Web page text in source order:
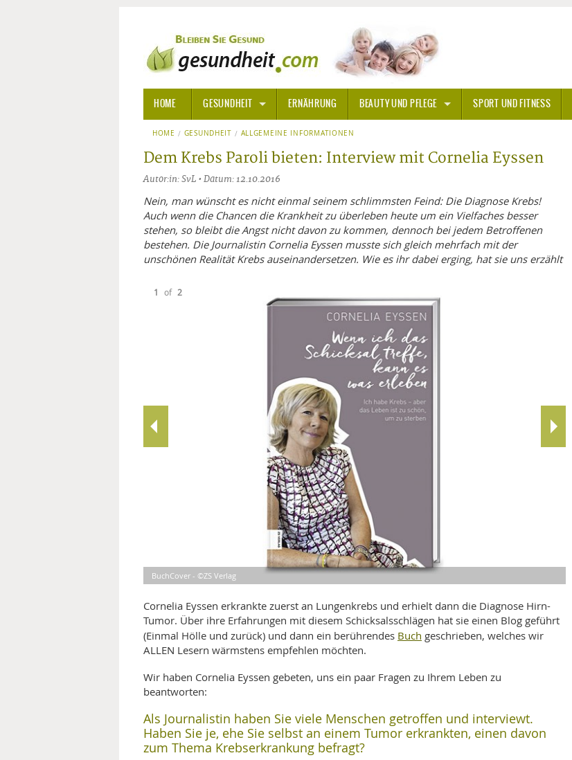
HOME GESUNDHEIT
ALLGEMEINE INFORMATIONEN
ALTERNATIVE HEILWEISENAROMA THERAPIE
BACHBLÜTEN
EDELSTEINE - HEILSTEINE
HOMÖOPATHIE
KALIFORNISCHE BLÜTEN
NATURHEILKUNDE
ALTERNATIVE MEDIZIN
ARZNEI- UND HEILMITTEL
GIFTSTOFFE
KRANKHEITEN VON A-ZANGST
PRÄVENTION UND ALTER
SYMPTOME UND DIAGNOSE
VITAMINE UND MINERALSTOFFE
WISSENSCHAFT UND FORSCHUNG
ERNÄHRUNG BEAUTY UND PFLEGE SPORT UND FITNESS
HOME GESUNDHEIT ALLGEMEINE INFORMATIONEN
Dem Krebs Paroli bieten: Interview mit Cornelia Eyssen
Autor:in: SvL • Datum: 12.10.2016
Nein, man wünscht es nicht einmal seinem schlimmsten Feind: Die Diagnose Krebs!
Auch wenn die Chancen die Krankheit zu überleben heute um ein Vielfaches besser
stehen, so bleibt die Angst nicht davon zu kommen, dennoch bei jedem Betroffenen
bestehen. Die Journalistin Cornelia Eyssen musste sich gleich mehrfach mit der
unschönen Realität Krebs auseinandersetzen. Wie es ihr dabei erging, hat sie uns erzählt
BuchCover - ©ZS Verlag
1 of 2
Cornelia Eyssen erkrankte zuerst an Lungenkrebs und erhielt dann die Diagnose Hirn-
Tumor. Über ihre Erfahrungen mit diesem Schicksalsschlägen hat sie einen Blog geführt
(Einmal Hölle und zurück) und dann ein berührendes Buch geschrieben, welches wir
ALLEN Lesern wärmstens empfehlen möchten.
Wir haben Cornelia Eyssen gebeten, uns ein paar Fragen zu Ihrem Leben zu
beantworten:
Als Journalistin haben Sie viele Menschen getroffen und interviewt.
Haben Sie je, ehe Sie selbst an einem Tumor erkrankten, einen davon
zum Thema Krebserkrankung befragt?